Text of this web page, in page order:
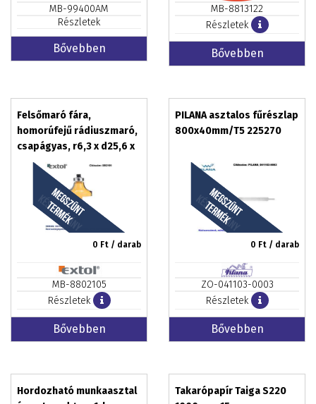
MB-99400AM
Részletek
Bővebben
MB-8813122
Részletek
Bővebben
Felsőmaró fára,
homorúfejű rádiuszmaró,
csapágyas, r6,3 x d25,6 x
h11, befogás: 8 mm,
keményfém lapkás
0 Ft / darab
MB-8802105
Részletek
Bővebben
PILANA asztalos fűrészlap
800x40mm/T5 225270
0 Ft / darab
ZO-041103-0003
Részletek
Bővebben
Hordozható munkaasztal
Takarópapír Taiga S220